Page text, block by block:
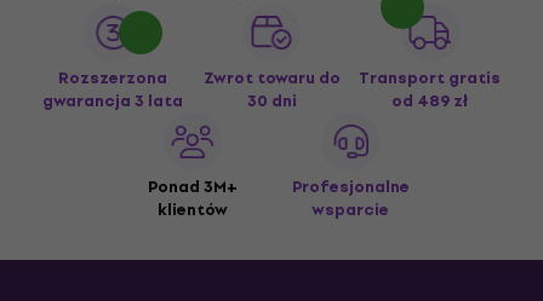
Rozszerzona
gwarancja 3 lata
Zwrot towaru do
30 dni
Transport gratis
od 489 zł
Ponad 3M+
klientów
Profesjonalne
wsparcie